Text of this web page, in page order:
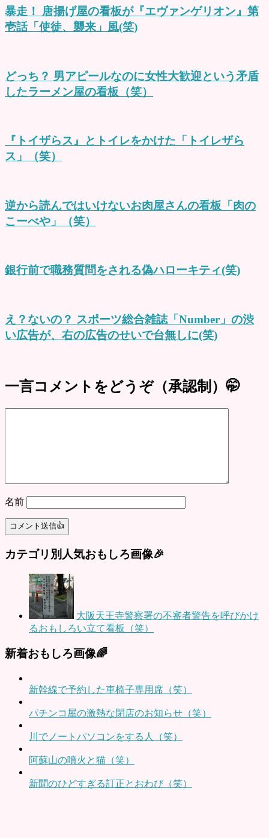
暴走！ 唐揚げ屋の看板が『エヴァンゲリオン』第
壱話「使徒、襲来」風(笑)
どっち？ 男アピールなのに女性大歓迎という矛盾
したラーメン屋の看板（笑）
『トイザらス』とトイレをかけた「トイレザら
ス」（笑）
逆から読んではいけないお肉屋さんの看板「肉の
こーべや」（笑）
銀行前で職務質問をされる偽ハローキティ(笑)
え？ないの？ スポーツ総合雑誌「Number」の渋
い広告が、右の広告のせいで台無しに(笑)
一言コメントをどうぞ（承認制）🤭
名前
カテゴリ別人気おもしろ画像🎉
大阪天王寺警察署の不審者警告を呼びかけ
るおもしろい立て看板（笑）
新着おもしろ画像🌈
新幹線で予約した車椅子専用席（笑）
パチンコ屋の激熱な閉店のお知らせ（笑）
川でノートパソコンをする人（笑）
阿蘇山の噴火と猫（笑）
新聞のひどすぎる訂正とおわび（笑）